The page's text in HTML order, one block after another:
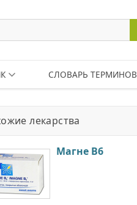
СЛОВАРЬ ТЕРМИНОВ
лекарства
Магне B6